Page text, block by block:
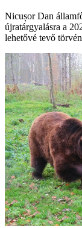
Nicușor Dan
újratárgyalásra a
lehetővé tevő